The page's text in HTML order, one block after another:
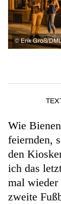
© Erik Groß/
Wie
feiernden,
den
ich das
mal
zweite